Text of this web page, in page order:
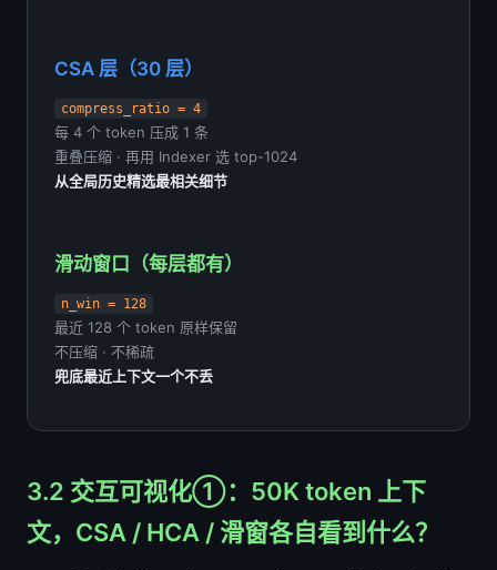
CSA 层（30 层）
compress_ratio = 4
每 4 个 token 压成 1 条
重叠压缩 · 再用 Indexer 选 top-1024
从全局历史精选最相关细节
滑动窗口（每层都有）
n_win = 128
最近 128 个 token 原样保留
不压缩 · 不稀疏
兜底最近上下文一个不丢
3.2 交互可视化①：50K token 上下
文，CSA / HCA / 滑窗各自看到什么？